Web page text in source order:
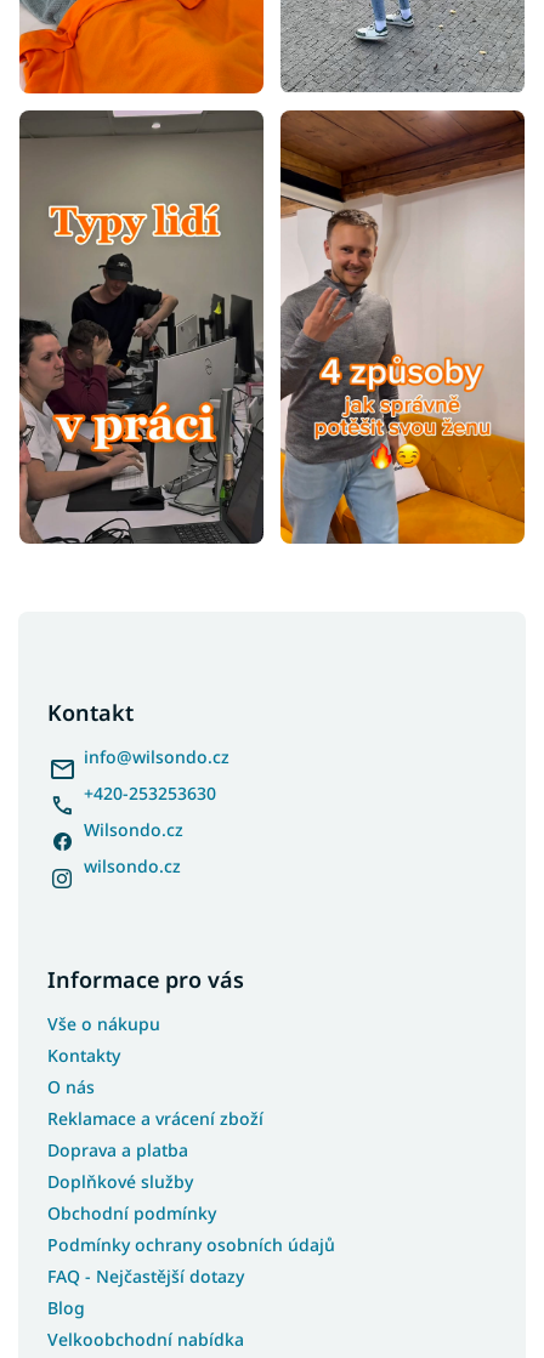
Kontakt
info@wilsondo.cz
+420-253253630
Wilsondo.cz
wilsondo.cz
Informace pro vás
Vše o nákupu
Kontakty
O nás
Reklamace a vrácení zboží
Doprava a platba
Doplňkové služby
Obchodní podmínky
Podmínky ochrany osobních údajů
FAQ - Nejčastější dotazy
Blog
Velkoobchodní nabídka